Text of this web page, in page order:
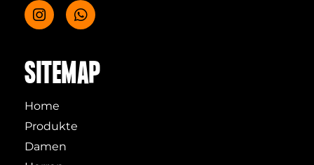
SITEMAP
Home
Produkte
Damen